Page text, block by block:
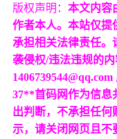
版权声明： 本文内容
作者本人。本站仅提
承担相关法律责任。
袭侵权/违法违规的内
1406739544@qq.com
37**首码网作为信息
出判断，不承担任何
示，请关闭网页且不